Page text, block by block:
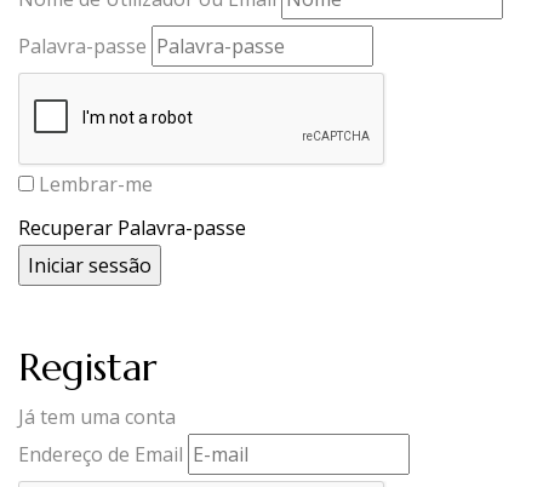
Palavra-passe
Lembrar-me
Recuperar Palavra-passe
Registar
Já tem uma conta
Endereço de Email